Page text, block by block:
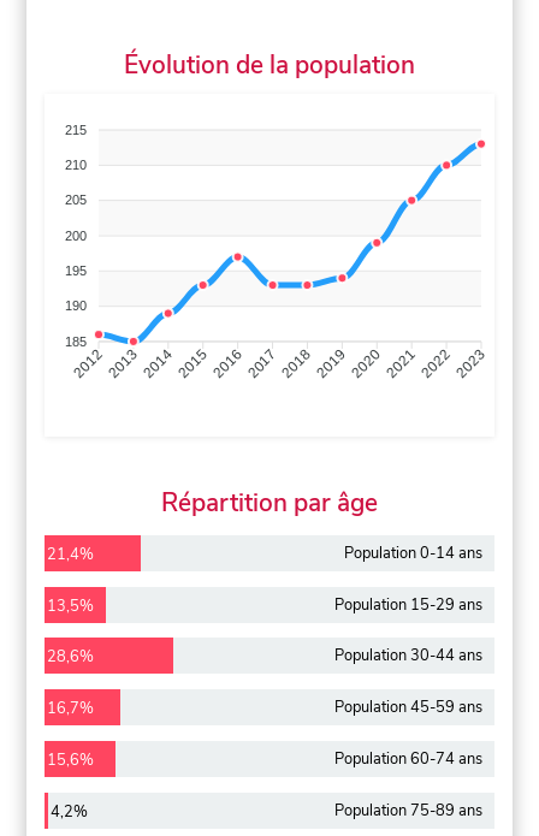
Évolution de la population
215
210
205
200
195
190
185
201220132014201520162017 20182019 2020202120222023
Répartition par âge
21,4% Population 0-14 ans
13,5% Population 15-29 ans
28,6% Population 30-44 ans
16,7% Population 45-59 ans
15,6% Population 60-74 ans
4,2% Population 75-89 ans